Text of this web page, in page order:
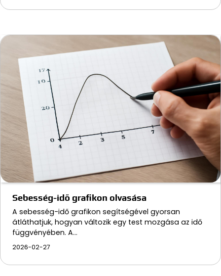
Sebesség-idő grafikon olvasása
A sebesség-idő grafikon segítségével gyorsan
átláthatjuk, hogyan változik egy test mozgása az idő
függvényében. A…
2026-02-27